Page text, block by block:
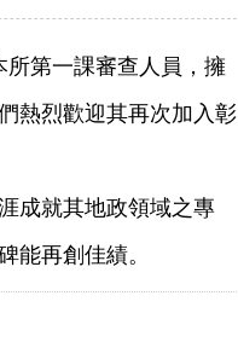
所第一課審查人員，擁
熱烈歡迎其再次加入彰
成就其地政領域之專
能再創佳績。